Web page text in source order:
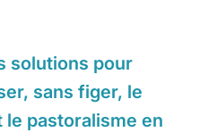
solutions pour
sans figer, le
pastoralisme en